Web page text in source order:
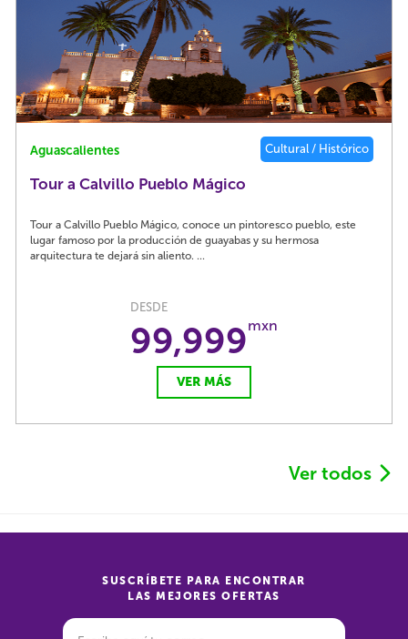
Aguascalientes Cultural / Histórico
Tour a Calvillo Pueblo Mágico
Tour a Calvillo Pueblo Mágico, conoce un pintoresco pueblo, este
lugar famoso por la producción de guayabas y su hermosa
arquitectura te dejará sin aliento. ...
DESDE
99,999mxn
VER MÁS
Ver todos
SUSCRÍBETE PARA ENCONTRAR
LAS MEJORES OFERTAS